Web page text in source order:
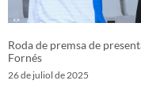
Roda de premsa de
Fornés
26 de juliol de 2025